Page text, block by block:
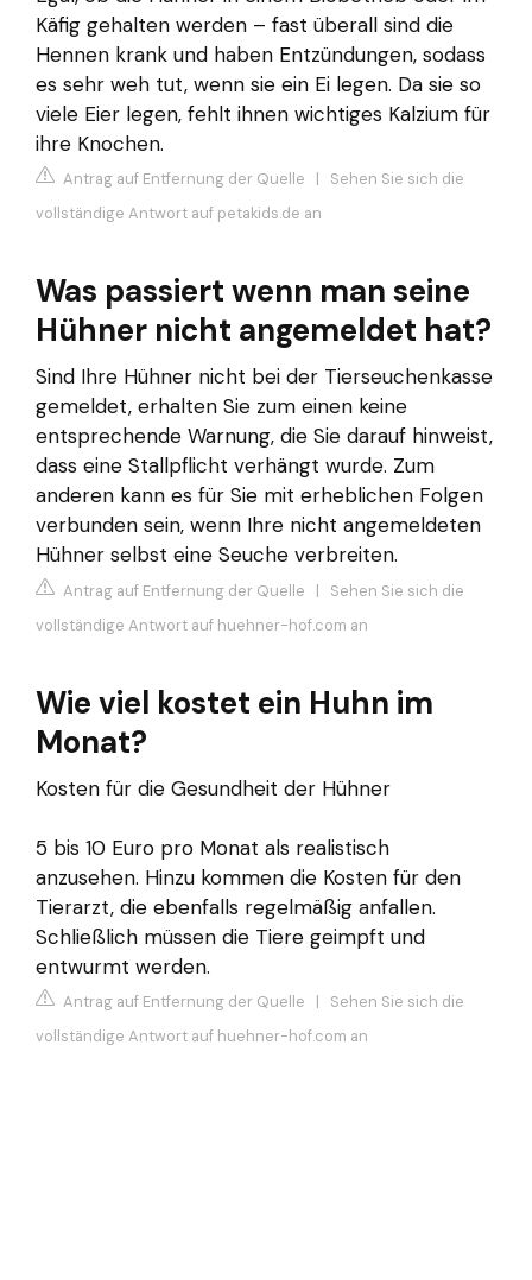
Käfig gehalten werden – fast überall sind die
Hennen krank und haben Entzündungen, sodass
es sehr weh tut, wenn sie ein Ei legen. Da sie so
viele Eier legen, fehlt ihnen wichtiges Kalzium für
ihre Knochen.
Antrag auf Entfernung der Quelle | Sehen Sie sich die
vollständige Antwort auf petakids.de an
Was passiert wenn man seine
Hühner nicht angemeldet hat?
Sind Ihre Hühner nicht bei der Tierseuchenkasse
gemeldet, erhalten Sie zum einen keine
entsprechende Warnung, die Sie darauf hinweist,
dass eine Stallpflicht verhängt wurde. Zum
anderen kann es für Sie mit erheblichen Folgen
verbunden sein, wenn Ihre nicht angemeldeten
Hühner selbst eine Seuche verbreiten.
Antrag auf Entfernung der Quelle | Sehen Sie sich die
vollständige Antwort auf huehner-hof.com an
Wie viel kostet ein Huhn im
Monat?
Kosten für die Gesundheit der Hühner
5 bis 10 Euro pro Monat als realistisch
anzusehen. Hinzu kommen die Kosten für den
Tierarzt, die ebenfalls regelmäßig anfallen.
Schließlich müssen die Tiere geimpft und
entwurmt werden.
Antrag auf Entfernung der Quelle | Sehen Sie sich die
vollständige Antwort auf huehner-hof.com an